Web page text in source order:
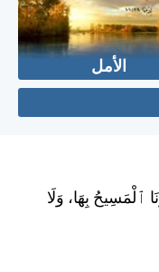
الأمل
ٱلْمَسِيحُ بِهَا، وَلَا